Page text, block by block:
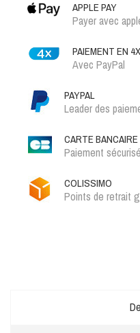
APPLE PAY
Payer avec
PAIEMENT EN
Avec PayPal
PAYPAL
Leader des
CARTE BANCAIRE
Paiement
COLISSIMO
Points de retrait